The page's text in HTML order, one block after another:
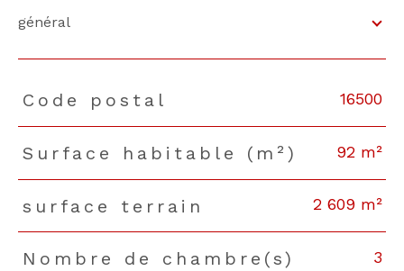
général
TRAD_PAMPERO_Caracteristique Valeurs
Code postal 16500
Surface habitable (m²) 92 m²
surface terrain 2 609 m²
Nombre de chambre(s) 3